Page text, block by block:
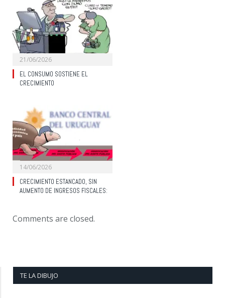
21/06/2026
EL CONSUMO SOSTIENE EL
CRECIMIENTO
14/06/2026
CRECIMIENTO ESTANCADO, SIN
AUMENTO DE INGRESOS FISCALES:
Comments are closed.
TE LA DIBUJO